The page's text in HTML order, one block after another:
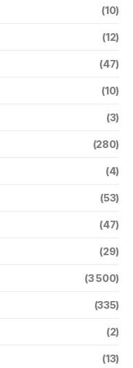
(10)
(12)
(47)
(10)
(3)
(280)
(4)
(53)
(47)
(29)
(3 500)
(335)
(2)
(13)